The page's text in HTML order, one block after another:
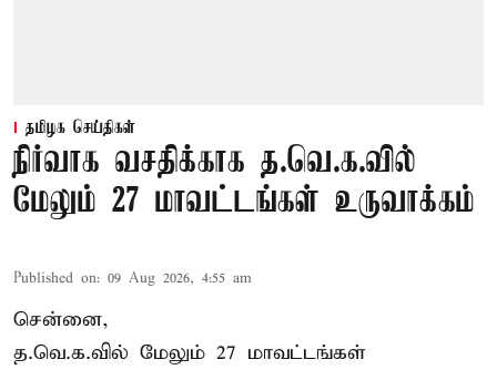
தமிழக செய்திகள்
நிர்வாக வசதிக்காக த.வெ.க.வில்
மேலும் 27 மாவட்டங்கள் உருவாக்கம்
Published on: 09 Aug 2026, 4:55 am
சென்னை,
த.வெ.க.வில் மேலும் 27 மாவட்டங்கள்